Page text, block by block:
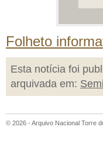
Folheto
Esta notícia foi
arquivada em:
© 2026 - Arquivo Nacional Torre